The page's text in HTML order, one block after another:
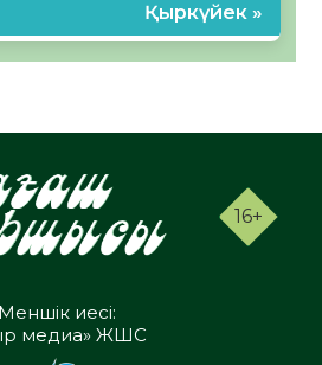
Қыркүйек »
16+
Меншік иесі:
медиа» ЖШС